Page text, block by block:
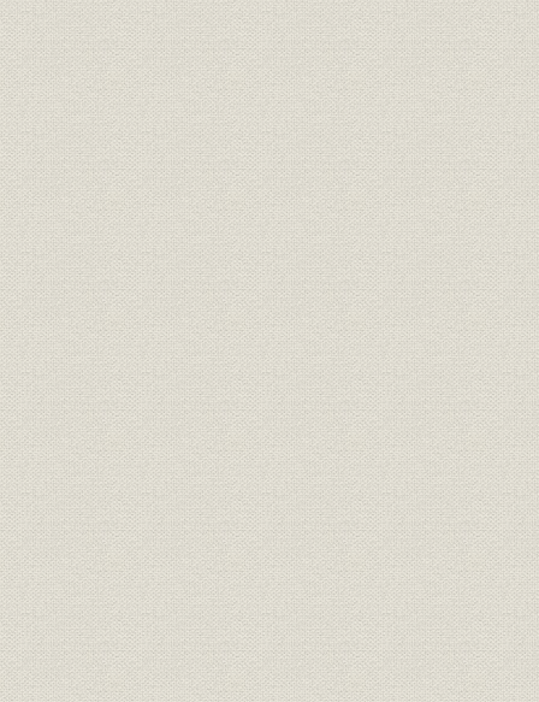
1 京都・敦賀間鉄道建設に対する京都府の熱意
2 京都・大津間の建設
3 長浜・敦賀間の建設
4 大津・長浜間の建設
第5 長浜・大垣間の建設
1 測量および線路の選定
2 用地の取得
3 工事の経過
4 開通後の改良工事
第6 大垣・名古屋間および名古屋・武豊間の建設
1 中山道幹線建設計画との関連
2 大垣・名古屋間および名古屋・武豊間工事の経過
3 大垣・名古屋間および名古屋・武豊間開通後の改良工事
第7 高崎・直江津間の建設